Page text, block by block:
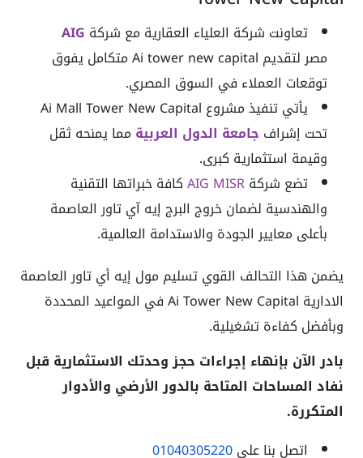
تعاونت شركة العلياء العقارية مع شركة AIG
مصر لتقديم Ai tower new capital متكامل يفوق
توقعات العملاء في السوق المصري.
يأتي تنفيذ مشروع Ai Mall Tower New Capital
تحت إشراف جامعة الدول العربية مما يمنحه ثقل
وقيمة استثمارية كبرى.
تضع شركةAIG MISRكافة خبراتها التقنية
والهندسية لضمان خروج البرج إيه آي تاور العاصمة
بأعلى معايير الجودة والاستدامة العالمية.
يضمن هذا التحالف القوي تسليم مول إيه أي تاور العاصمة
الادارية Ai Tower New Capital في المواعيد المحددة
وبأفضل كفاءة تشغيلية.
بادر الآن بإنهاء إجراءات حجز وحدتك الاستثمارية قبل
نفاد المساحات المتاحة بالدور الأرضي والأدوار
المتكررة.
اتصل بنا علي01040305220